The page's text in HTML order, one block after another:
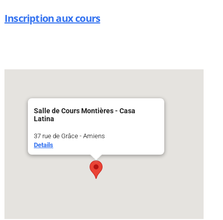
Inscription aux cours
Salle de Cours Montières - Casa
Latina
37 rue de Grâce - Amiens
Details